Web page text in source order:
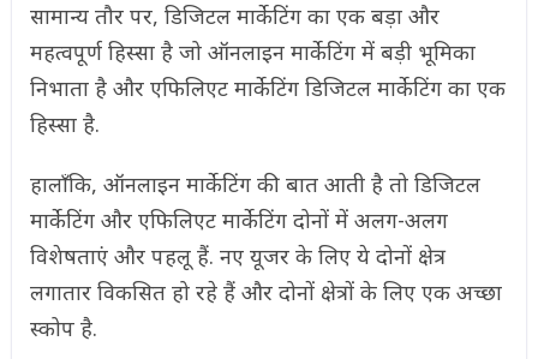
सामान्य तौर पर, डिजिटल मार्केटिंग का एक बड़ा और
महत्वपूर्ण हिस्सा है जो ऑनलाइन मार्केटिंग में बड़ी भूमिका
निभाता है और एफिलिएट मार्केटिंग डिजिटल मार्केटिंग का एक
हिस्सा है.
हालाँकि, ऑनलाइन मार्केटिंग की बात आती है तो डिजिटल
मार्केटिंग और एफिलिएट मार्केटिंग दोनों में अलग-अलग
विशेषताएं और पहलू हैं. नए यूजर के लिए ये दोनों क्षेत्र
लगातार विकसित हो रहे हैं और दोनों क्षेत्रों के लिए एक अच्छा
स्कोप है.